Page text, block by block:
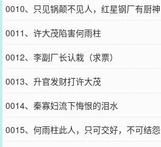
0010、只见锅颠不见人，红星钢厂有厨神
0011、许大茂陷害何雨柱
0012、李副厂长认栽（求票）
0013、升官发财打许大茂
0014、秦寡妇流下悔恨的泪水
0015、何雨柱此人，只可交好，不可结怨